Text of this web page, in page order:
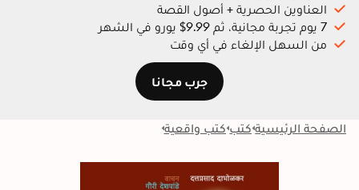
العناوين الحصرية + أصول القصة
7 يوم تجربة مجانية، ثم 9.99$ يورو في الشهر
من السهل الإلغاء في أي وقت
جرب مجانا
الصفحة الرئيسية كتب كتب واقعية